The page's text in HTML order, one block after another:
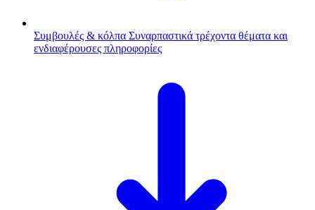
Συμβουλές & κόλπα Συναρπαστικά τρέχοντα θέματα και
ενδιαφέρουσες πληροφορίες